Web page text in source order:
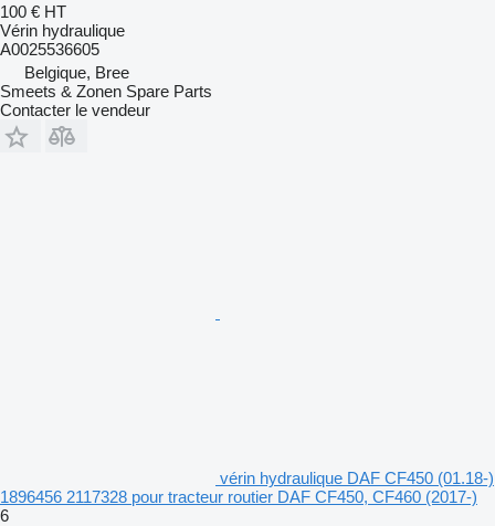
100 € HT
Vérin hydraulique
A0025536605
Belgique, Bree
Smeets & Zonen Spare Parts
Contacter le vendeur
vérin hydraulique DAF CF450 (01.18-)
1896456 2117328 pour tracteur routier DAF CF450, CF460 (2017-)
6